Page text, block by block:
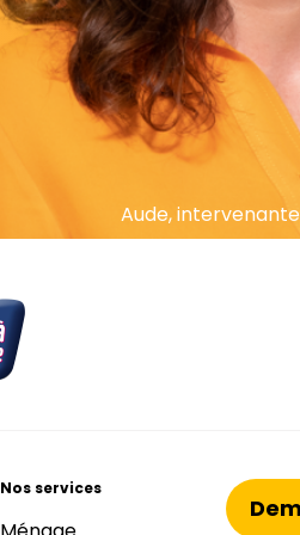
Aude, intervenante
Nos services